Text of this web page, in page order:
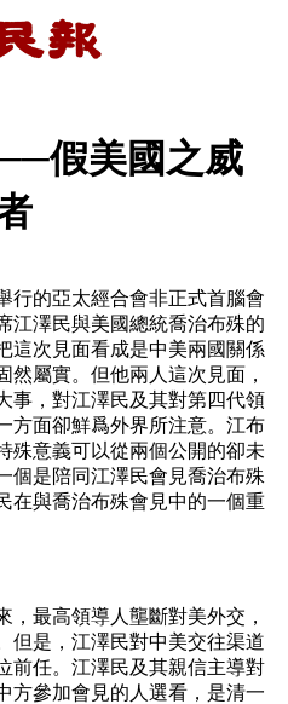
假美國之威
行的亞太經合會非正式首腦會
江澤民與美國總統喬治布殊的
這次見面看成是中美兩國關係
屬實。但他兩人這次見面，
事，對江澤民及其對第四代領
方面卻鮮爲外界所注意。江布
殊意義可以從兩個公開的卻未
個是陪同江澤民會見喬治布殊
在與喬治布殊會見中的一個重
最高領導人壟斷對美外交，
但是，江澤民對中美交往渠道
前任。江澤民及其親信主導對
方參加會見的人選看，是清一